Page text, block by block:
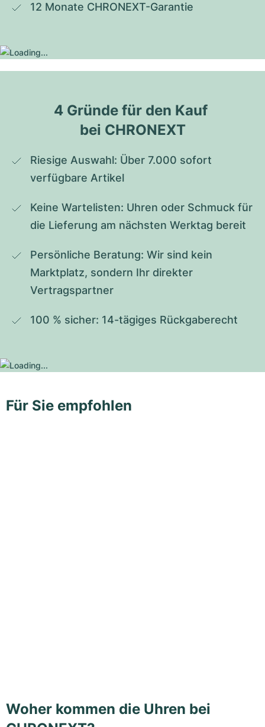
12 Monate CHRONEXT-Garantie
4 Gründe für den Kauf
bei CHRONEXT
Riesige Auswahl: Über 7.000 sofort
verfügbare Artikel
Keine Wartelisten: Uhren oder Schmuck für
die Lieferung am nächsten Werktag bereit
Persönliche Beratung: Wir sind kein
Marktplatz, sondern Ihr direkter
Vertragspartner
100 % sicher: 14-tägiges Rückgaberecht
Für Sie empfohlen
Woher kommen die Uhren bei